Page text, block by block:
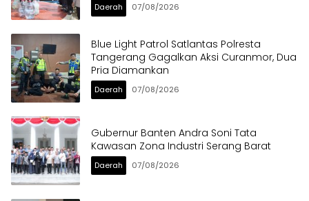
Daerah 07/08/2026
Blue Light Patrol Satlantas Polresta
Tangerang Gagalkan Aksi Curanmor, Dua
Pria Diamankan
Daerah 07/08/2026
Gubernur Banten Andra Soni Tata
Kawasan Zona Industri Serang Barat
Daerah 07/08/2026